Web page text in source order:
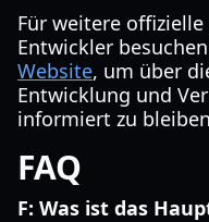
Für weitere
Entwickler
Website, um über
Entwicklung und
informiert zu
FAQ
F: Was ist das